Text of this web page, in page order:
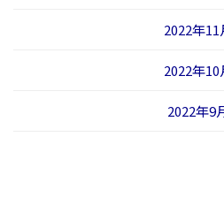
2022年11
2022年10
2022年9